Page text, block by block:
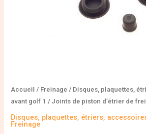
Accueil / Freinage / Disques, plaquettes,
avant golf 1 / Joints de piston d’étrier de
Disques, plaquettes, étriers,
Freinage